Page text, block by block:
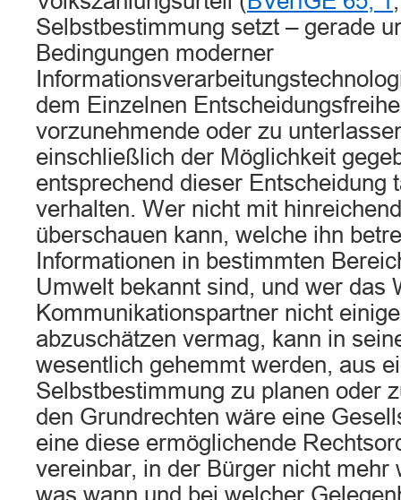
Selbstbestimmung setzt – gerade
Bedingungen moderner
dem Einzelnen
vorzunehmende oder zu
einschließlich der Möglichkeit
entsprechend dieser Entscheidung
verhalten. Wer nicht mit
überschauen kann, welche ihn
Informationen in bestimmten
Umwelt bekannt sind, und wer das
Kommunikationspartner nicht
abzuschätzen vermag, kann in
wesentlich gehemmt werden, aus
Selbstbestimmung zu planen oder
den Grundrechten wäre eine
eine diese ermöglichende
vereinbar, in der Bürger nicht mehr
was wann und bei welcher